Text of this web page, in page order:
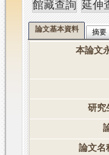
論文基本資料 摘要
本論文
研究
論文名